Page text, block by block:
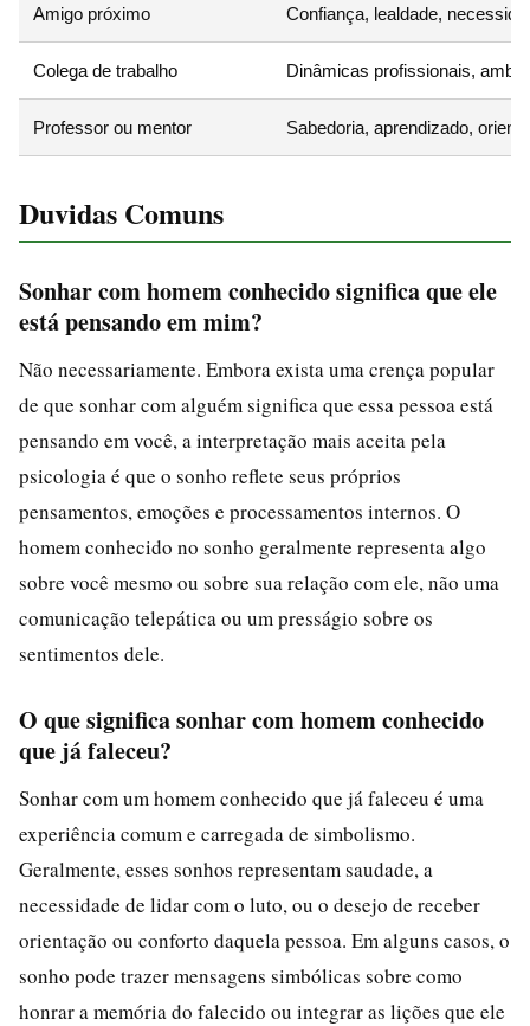
Amigo próximo Confiança, lealdade,
Colega de trabalho Dinâmicas profissionais,
Professor ou mentor Sabedoria, aprendizado,
Duvidas Comuns
Sonhar com homem conhecido significa que ele
está pensando em mim?
Não necessariamente. Embora exista uma crença popular
de que sonhar com alguém significa que essa pessoa está
pensando em você, a interpretação mais aceita pela
psicologia é que o sonho reflete seus próprios
pensamentos, emoções e processamentos internos. O
homem conhecido no sonho geralmente representa algo
sobre você mesmo ou sobre sua relação com ele, não uma
comunicação telepática ou um presságio sobre os
sentimentos dele.
O que significa sonhar com homem conhecido
que já faleceu?
Sonhar com um homem conhecido que já faleceu é uma
experiência comum e carregada de simbolismo.
Geralmente, esses sonhos representam saudade, a
necessidade de lidar com o luto, ou o desejo de receber
orientação ou conforto daquela pessoa. Em alguns casos, o
sonho pode trazer mensagens simbólicas sobre como
honrar a memória do falecido ou integrar as lições que ele